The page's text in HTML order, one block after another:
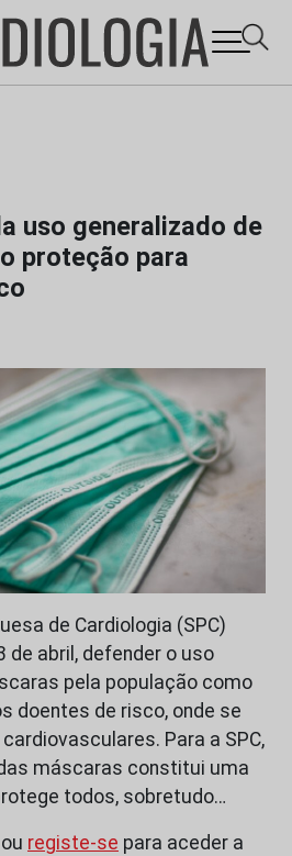
uso generalizado de
proteção para
de Cardiologia (SPC)
de abril, defender o uso
pela população como
doentes de risco, onde se
Para a SPC,
máscaras constitui uma
todos, sobretudo…
ou registe-se para aceder a